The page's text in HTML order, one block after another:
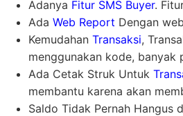
Adanya Fitur SMS Buyer.
Ada Web Report Dengan
Kemudahan Transaksi,
menggunakan kode, banyak
Ada Cetak Struk Untuk
membantu karena akan
Saldo Tidak Pernah Hangus